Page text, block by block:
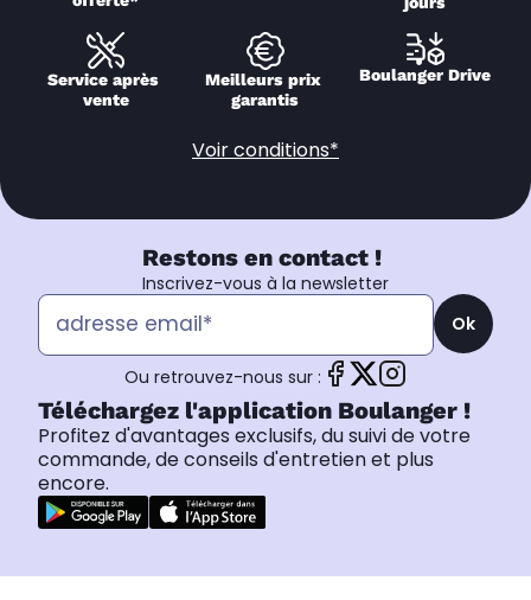
Service après
vente
Meilleurs prix
garantis
Boulanger Drive
Voir conditions*
Restons en contact !
Inscrivez-vous à la newsletter
Ok
Ou retrouvez-nous sur :
Téléchargez l'application Boulanger !
Profitez d'avantages exclusifs, du suivi de votre
commande, de conseils d'entretien et plus
encore.